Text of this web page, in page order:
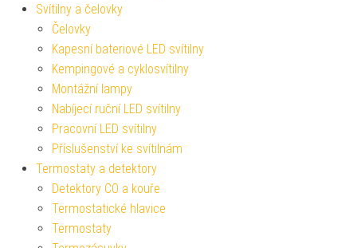
Svítilny a čelovky
Čelovky
Kapesní bateriové LED svítilny
Kempingové a cyklosvítilny
Montážní lampy
Nabíjecí ruční LED svítilny
Pracovní LED svítilny
Příslušenství ke svítilnám
Termostaty a detektory
Detektory CO a kouře
Termostatické hlavice
Termostaty